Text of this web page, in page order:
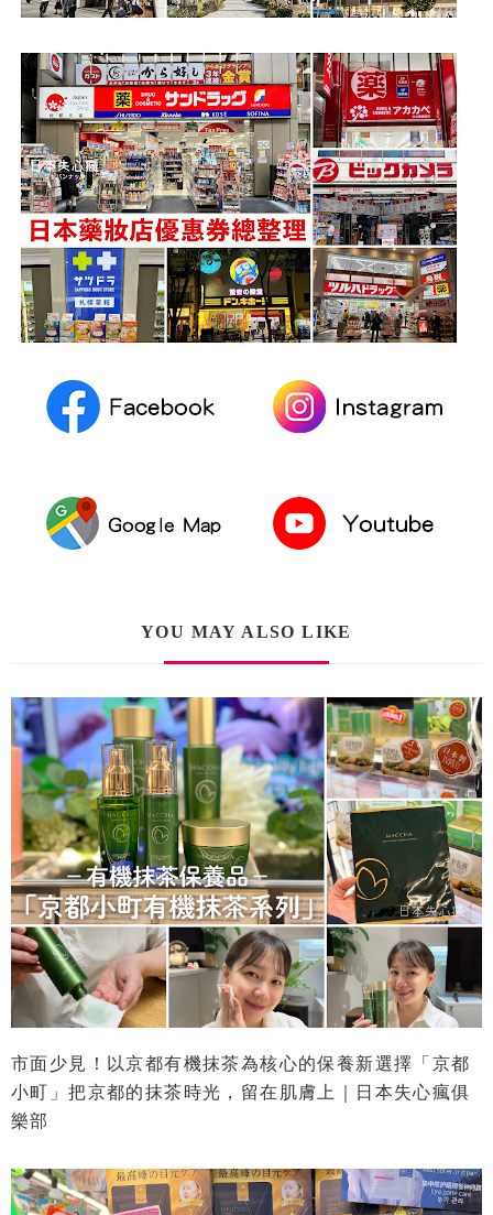
YOU MAY ALSO LIKE
市面少見！以京都有機抹茶為核心的保養新選擇「京都
小町」把京都的抹茶時光，留在肌膚上｜日本失心瘋俱
樂部